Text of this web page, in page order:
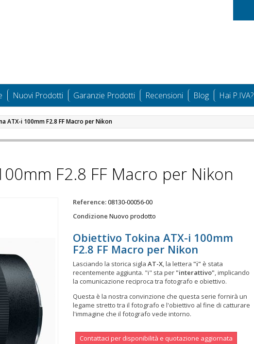
Nuovi Prodotti Garanzie Prodotti Recensioni Blog Hai P.IVA?
ATX-i 100mm F2.8 FF Macro per Nikon
F2.8 FF Macro per Nikon
Reference:08130-00056-00
Condizione Nuovo prodotto
Obiettivo Tokina ATX-i 100mm
F2.8 FF Macro per Nikon
Lasciando la storica sigla AT-X, la lettera "i" è stata
recentemente aggiunta. "i" sta per "interattivo", implicando
la comunicazione reciproca tra fotografo e obiettivo.
Questa è la nostra convinzione che questa serie fornirà un
legame stretto tra il fotografo e l'obiettivo al fine di catturare
l'immagine che il fotografo vede intorno.
Contattaci per disponibilità e quotazione aggiornata